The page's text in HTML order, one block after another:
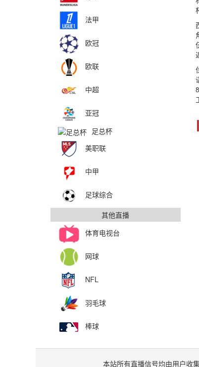
法甲
欧冠
欧联
中超
亚冠
足总杯
美职联
中甲
足球综合
其他直播
体育电视台
网球
NFL
羽毛球
棒球
本站所有直播信号均由用户收